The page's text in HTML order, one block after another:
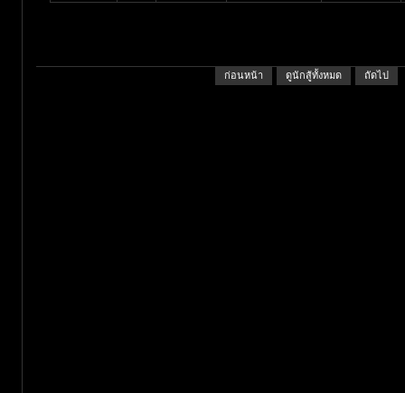
ก่อนหน้า ดูนักสู้ทั้งหมด ถัดไป